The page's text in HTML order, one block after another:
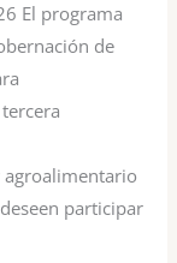
El programa
de
participar